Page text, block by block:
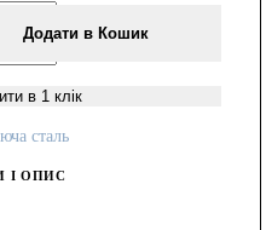
Додати в Кошик
в 1 клік
сталь
І ОПИС